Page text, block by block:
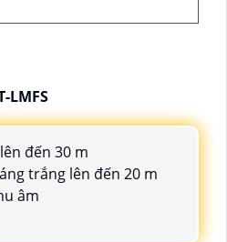
LMFS
đến 30 m
trắng lên đến 20 m
âm